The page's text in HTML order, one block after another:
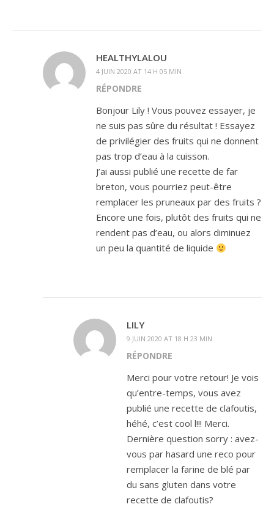
HEALTHYLALOU
4 JUIN 2020 AT 14 H 05 MIN
RÉPONDRE
Bonjour Lily ! Vous pouvez essayer, je
ne suis pas sûre du résultat ! Essayez
de privilégier des fruits qui ne donnent
pas trop d’eau à la cuisson.
J’ai aussi publié une recette de far
breton, vous pourriez peut-être
remplacer les pruneaux par des fruits ?
Encore une fois, plutôt des fruits qui ne
rendent pas d’eau, ou alors diminuez
un peu la quantité de liquide
LILY
9 JUIN 2020 AT 18 H 23 MIN
RÉPONDRE
Merci pour votre retour! Je vois
qu’entre-temps, vous avez
publié une recette de clafoutis,
héhé, c’est cool l!!! Merci.
Dernière question sorry : avez-
vous par hasard une reco pour
remplacer la farine de blé par
du sans gluten dans votre
recette de clafoutis?